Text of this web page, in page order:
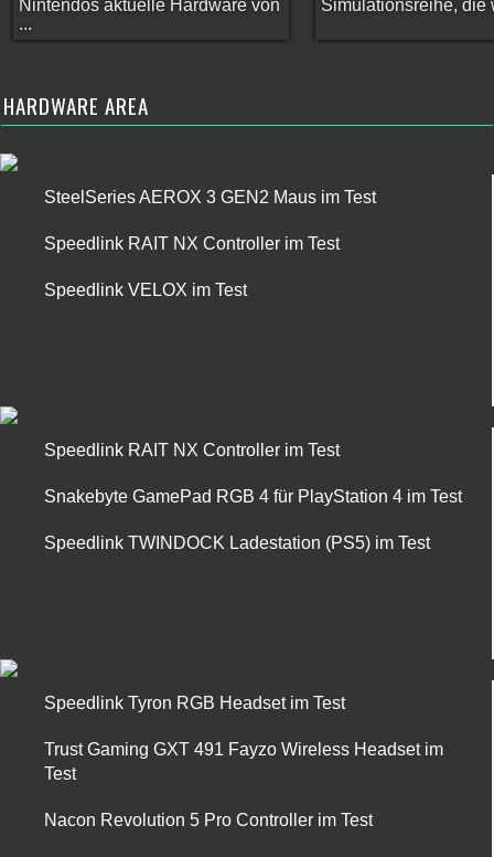
Nintendos aktuelle Hardware von
...
Simulationsreihe, die
HARDWARE AREA
SteelSeries AEROX 3 GEN2 Maus im Test
Speedlink RAIT NX Controller im Test
Speedlink VELOX im Test
Speedlink RAIT NX Controller im Test
Snakebyte GamePad RGB 4 für PlayStation 4 im Test
Speedlink TWINDOCK Ladestation (PS5) im Test
Speedlink Tyron RGB Headset im Test
Trust Gaming GXT 491 Fayzo Wireless Headset im
Test
Nacon Revolution 5 Pro Controller im Test